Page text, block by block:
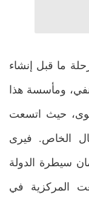
ما قبل إنشاء
ومأسسة هذا
حيث اتسعت
الخاص. فيرى
سيطرة الدولة
المركزية في